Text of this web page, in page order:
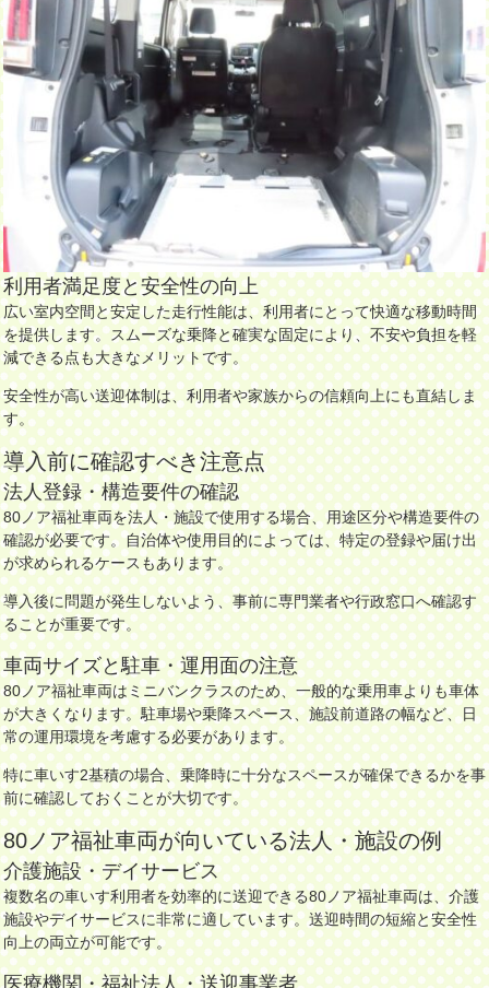
利用者満足度と安全性の向上
広い室内空間と安定した走行性能は、利用者にとって快適な移動時間
を提供します。スムーズな乗降と確実な固定により、不安や負担を軽
減できる点も大きなメリットです。
安全性が高い送迎体制は、利用者や家族からの信頼向上にも直結しま
す。
導入前に確認すべき注意点
法人登録・構造要件の確認
80ノア福祉車両を法人・施設で使用する場合、用途区分や構造要件の
確認が必要です。自治体や使用目的によっては、特定の登録や届け出
が求められるケースもあります。
導入後に問題が発生しないよう、事前に専門業者や行政窓口へ確認す
ることが重要です。
車両サイズと駐車・運用面の注意
80ノア福祉車両はミニバンクラスのため、一般的な乗用車よりも車体
が大きくなります。駐車場や乗降スペース、施設前道路の幅など、日
常の運用環境を考慮する必要があります。
特に車いす2基積の場合、乗降時に十分なスペースが確保できるかを事
前に確認しておくことが大切です。
80ノア福祉車両が向いている法人・施設の例
介護施設・デイサービス
複数名の車いす利用者を効率的に送迎できる80ノア福祉車両は、介護
施設やデイサービスに非常に適しています。送迎時間の短縮と安全性
向上の両立が可能です。